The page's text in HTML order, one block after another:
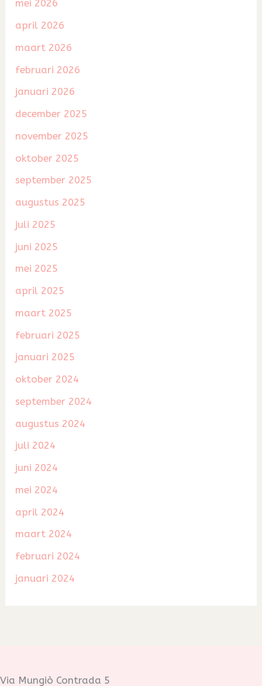
mei 2026
april 2026
maart 2026
februari 2026
januari 2026
december 2025
november 2025
oktober 2025
september 2025
augustus 2025
juli 2025
juni 2025
mei 2025
april 2025
maart 2025
februari 2025
januari 2025
oktober 2024
september 2024
augustus 2024
juli 2024
juni 2024
mei 2024
april 2024
maart 2024
februari 2024
januari 2024
Via Mungiò Contrada 5